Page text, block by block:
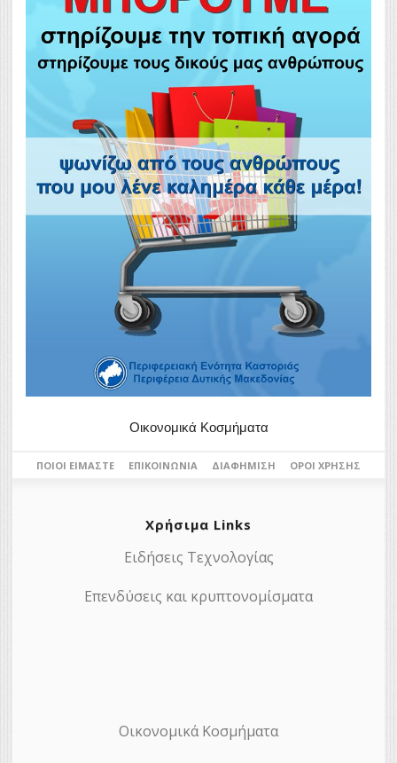
Οικονομικά Κοσμήματα
ΠΟΙΟΙ ΕΊΜΑΣΤΕ ΕΠΙΚΟΙΝΩΝΊΑ ΔΙΑΦΉΜΙΣΗ ΌΡΟΙ ΧΡΉΣΗΣ
Χρήσιμα Links
Ειδήσεις Τεχνολογίας
Επενδύσεις και κρυπτονομίσματα
Οικονομικά Κοσμήματα